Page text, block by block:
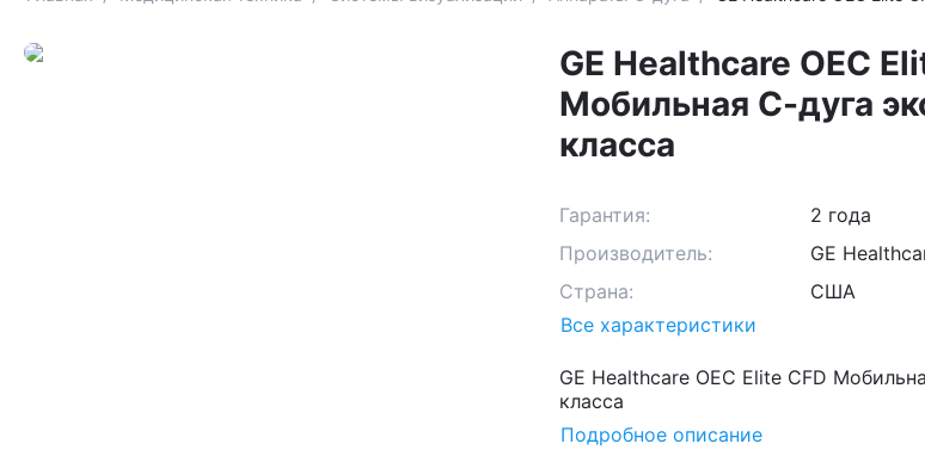
GE Healthcare OEC
Мобильная С-дуга
класса
Гарантия:
2 года
Производитель:
GE
Страна:
США
Все характеристики
GE Healthcare OEC Elite CFD
класса
Подробное описание